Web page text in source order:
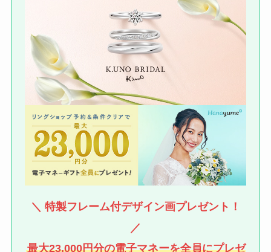
＼ 特製フレーム付デザイン画プレゼント！
／
最大23,000円分の電子マネーを全員にプレゼ